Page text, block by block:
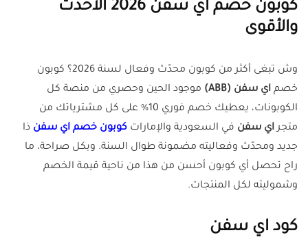
كوبون خصم اي سفن 2026 الأحدث
والأقوى
وش تبغى أكثر من كوبون محدّث وفعال لسنة 2026؟ كوبون
خصم اي سفن (ABB)
موجود الحين وحصري من منصة كل
الكوبونات، يعطيك خصم فوري 10% على كل مشترياتك من
متجراي سفن في السعودية والإمارات كوبون خصم اي سفن ذا
جديد ومحدّث وفعاليته مضمونة طوال السنة. وبكل صراحة، ما
راح تحصل أي كوبون أحسن من هذا من ناحية قيمة الخصم
وشموليته لكل المنتجات.
كود اي سفن